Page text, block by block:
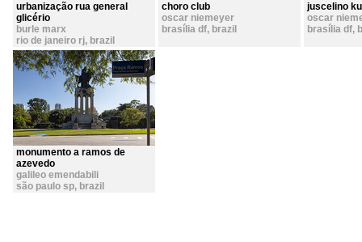
urbanização rua general
glicério
burle marx
rio de janeiro rj, brazil
choro club
oscar niemeyer
brasília df, brazil
juscelino
oscar
brasília df,
monumento a ramos de
azevedo
galileo emendabili
são paulo sp, brazil